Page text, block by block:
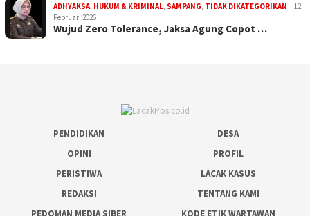
ADHYAKSA HUKUM & KRIMINAL SAMPANG TIDAK DIKATEGORIKAN
12
Februari 2026
Wujud Zero Tolerance, Jaksa Agung Copot …
PENDIDIKAN
DESA
OPINI
PROFIL
PERISTIWA
LACAK KASUS
REDAKSI
TENTANG KAMI
PEDOMAN MEDIA SIBER
KODE ETIK WARTAWAN